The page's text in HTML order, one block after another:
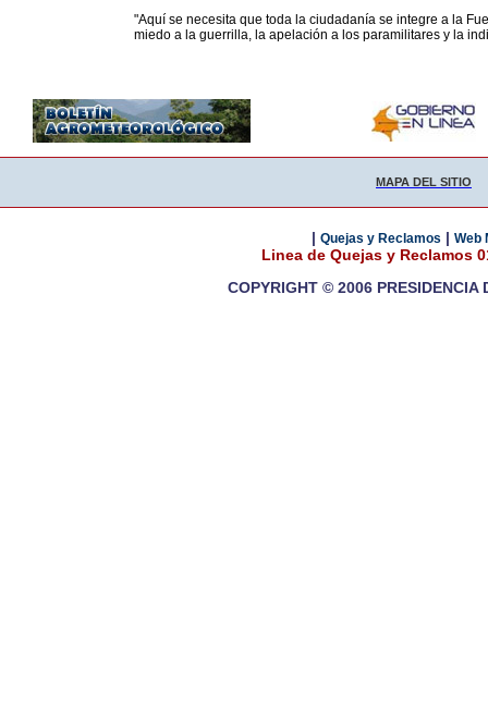
"Aquí se necesita que toda la ciudadanía se integre a la
miedo a la guerrilla, la apelación a los paramilitares y la
MAPA DEL SITIO
| Quejas y Reclamos | Web
Linea de Quejas y Reclamos
COPYRIGHT © 2006 PRESIDENCIA